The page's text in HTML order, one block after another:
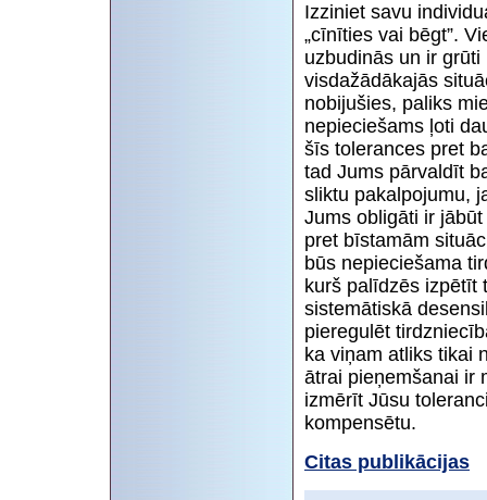
Izziniet savu
„cīnīties vai bēgt”.
uzbudinās un ir
visdažādākajās
nobijušies, paliks
nepieciešams ļoti
šīs tolerances pret
tad Jums pārvaldīt
sliktu pakalpojumu,
Jums obligāti ir
pret bīstamām
būs nepieciešama
kurš palīdzēs izpētīt
sistemātiskā
pieregulēt
ka viņam atliks tikai
ātrai pieņemšanai ir
izmērīt Jūsu
kompensētu.
Citas publikācijas